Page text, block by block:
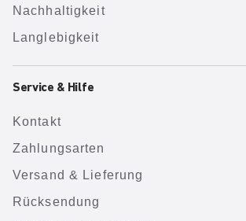
Nachhaltigkeit
Langlebigkeit
Service & Hilfe
Kontakt
Zahlungsarten
Versand & Lieferung
Rücksendung